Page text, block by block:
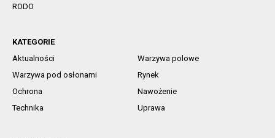
RODO
KATEGORIE
Aktualności
Warzywa polowe
Warzywa pod osłonami
Rynek
Ochrona
Nawożenie
Technika
Uprawa